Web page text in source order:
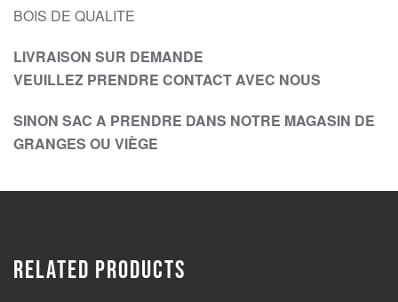
BOIS DE QUALITE
LIVRAISON SUR DEMANDE
VEUILLEZ PRENDRE CONTACT AVEC NOUS
SINON SAC A PRENDRE DANS NOTRE MAGASIN DE
GRANGES OU VIÈGE
Related products